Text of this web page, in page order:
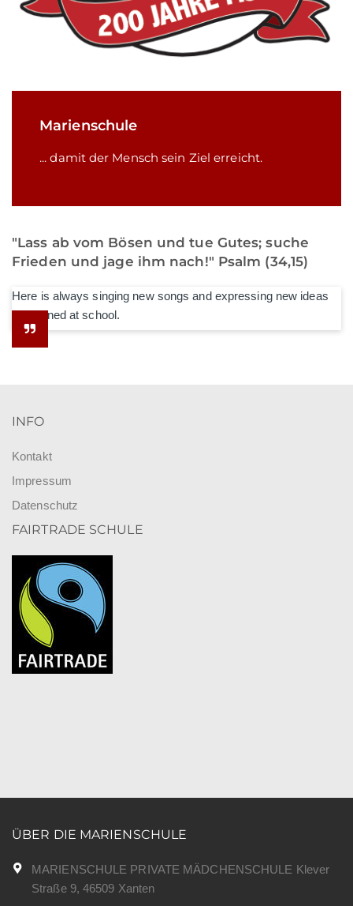
Marienschule
... damit der Mensch sein Ziel erreicht.
"Lass ab vom Bösen und tue Gutes; suche
Frieden und jage ihm nach!" Psalm (34,15)
Here is always singing new songs and expressing new ideas
he learned at school.
INFO
Kontakt
Impressum
Datenschutz
FAIRTRADE SCHULE
ÜBER DIE MARIENSCHULE
MARIENSCHULE PRIVATE MÄDCHENSCHULE Klever
Straße 9, 46509 Xanten